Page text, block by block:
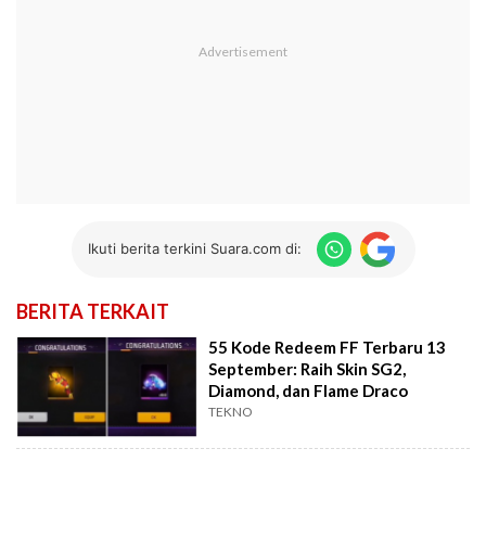
Ikuti berita terkini Suara.com di:
BERITA TERKAIT
55 Kode Redeem FF Terbaru 13
September: Raih Skin SG2,
Diamond, dan Flame Draco
TEKNO